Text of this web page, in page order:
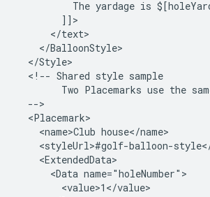
The yardage is
        ]]>
      </text>
    </BalloonStyle>
  </Style>
  <!-- Shared style sample
Two Placemarks use the
  -->
  <Placemark>
    <name>Club house</name>
<styleUrl>#golf-balloon-
    <ExtendedData>
      <Data name="holeNumber">
        <value>1</value>